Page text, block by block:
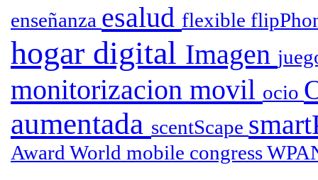
enseñanza esalud flexible
hogar digital Imagen
monitorizacion movil ocio
aumentada scentScape
Award World mobile congress